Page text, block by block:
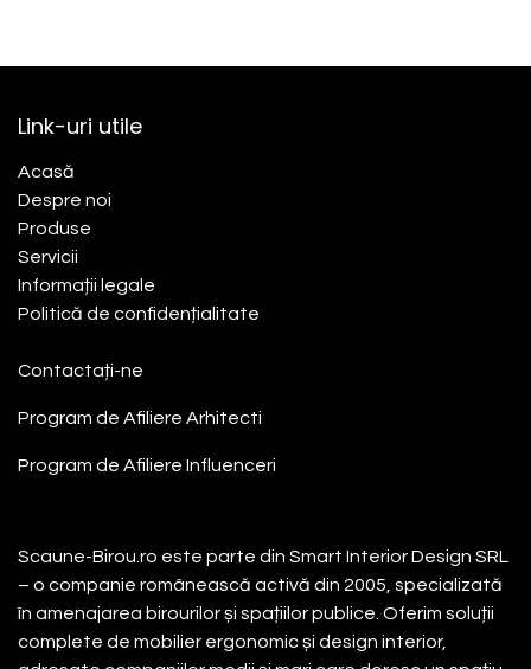
Link-uri utile
Acasă​
Despre noi
Produse
Servicii
Informații legale
Politică de confidențialitate
Contactați-ne
Program de Afiliere Arhitecti
Program de Afiliere Influenceri
Scaune-Birou.ro este parte din Smart Interior Design SRL
– o companie românească activă din 2005, specializată
în amenajarea birourilor și spațiilor publice. Oferim soluții
complete de mobilier ergonomic și design interior,